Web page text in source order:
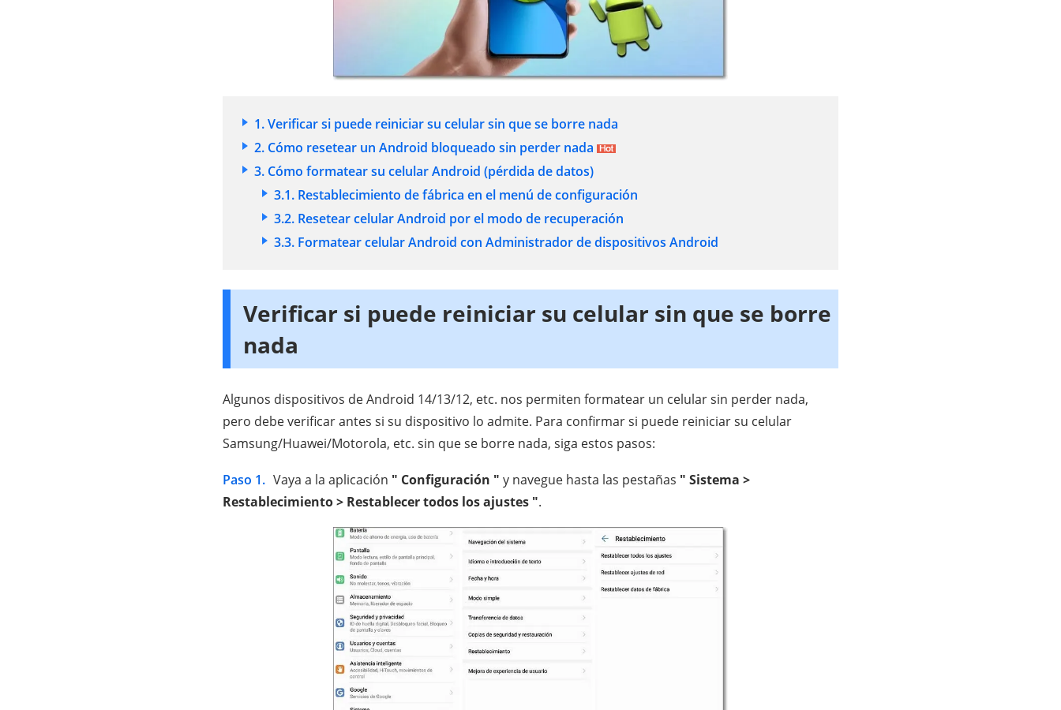
1. Verificar si puede reiniciar su celular sin que se borre nada
2. Cómo resetear un Android bloqueado sin perder nada
3. Cómo formatear su celular Android (pérdida de datos)
3.1. Restablecimiento de fábrica en el menú de configuración
3.2. Resetear celular Android por el modo de recuperación
3.3. Formatear celular Android con Administrador de dispositivos Android
Verificar si puede reiniciar su celular sin que se borre
nada
Algunos dispositivos de Android 14/13/12, etc. nos permiten formatear un celular sin perder nada,
pero debe verificar antes si su dispositivo lo admite. Para confirmar si puede reiniciar su celular
Samsung/Huawei/Motorola, etc. sin que se borre nada, siga estos pasos:
Paso 1. Vaya a la aplicación " Configuración " y navegue hasta las pestañas " Sistema >
Restablecimiento > Restablecer todos los ajustes ".